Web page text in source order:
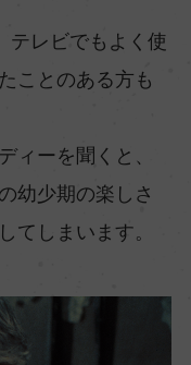
テレビでもよく使
ことのある方も
ィーを聞くと、
幼少期の楽しさ
てしまいます。